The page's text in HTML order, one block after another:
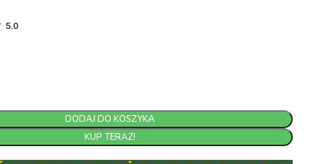
5.0
DODAJ DO KOSZYKA
KUP TERAZ!